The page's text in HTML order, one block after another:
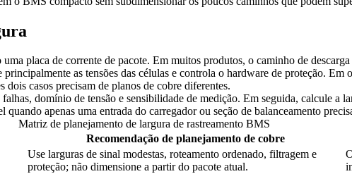
placa de corrente de pacote. Em muitos produtos, o caminho de
as tensões das células e controla o hardware de proteção.
casos precisam de planos de cobre diferentes.
domínio de tensão e sensibilidade de medição. Em seguida, calcule a
apenas uma entrada do carregador ou seção de balanceamento
Matriz de planejamento de largura de rastreamento BMS
Recomendação de planejamento de cobre
Use larguras de sinal modestas, roteamento ordenado, filtragem e
proteção; não dimensione a partir do pacote atual.